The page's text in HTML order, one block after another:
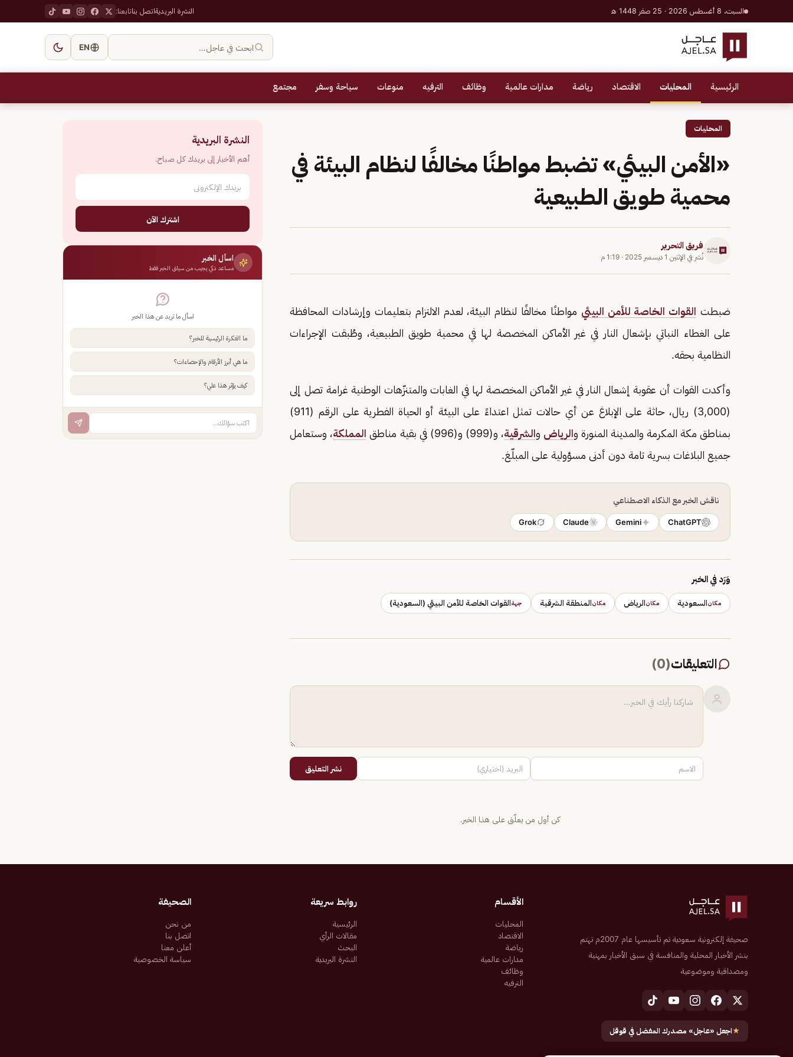
السبت، 8 أغسطس 2026 · 25 صفر 1448 هـ النشرة البريديةاتصل بناتابعنا:
ابحث في عاجل… EN
الرئيسية المحليات الاقتصاد رياضة مدارات عالمية وظائف الترفيه منوعات سياحة وسفر مجتمع
المحليات
«الأمن البيئي» تضبط مواطنًا مخالفًا لنظام البيئة في
محمية طويق الطبيعية
فريق التحرير
نُشر في الإثنين 1 ديسمبر 2025 · 1:19 م
ضبطت القوات الخاصة للأمن البيئي مواطنًا مخالفًا لنظام البيئة، لعدم الالتزام بتعليمات وإرشادات المحافظة
على الغطاء النباتي بإشعال النار في غير الأماكن المخصصة لها في محمية طويق الطبيعية، وطُبقت الإجراءات
النظامية بحقه.
وأكدت القوات أن عقوبة إشعال النار في غير الأماكن المخصصة لها في الغابات والمتنزّهات الوطنية غرامة تصل إلى
(3,000) ريال، حاثة على الإبلاغ عن أي حالات تمثل اعتداءً على البيئة أو الحياة الفطرية على الرقم (911)
بمناطق مكة المكرمة والمدينة المنورة والرياض والشرقية، و(999) و(996) في بقية مناطق المملكة، وستعامل
جميع البلاغات بسرية تامة دون أدنى مسؤولية على المبلّغ.
ناقش الخبر مع الذكاء الاصطناعي
ChatGPT
Gemini
Claude
Grok
وَرَد في الخبر
مكانالسعودية مكانالرياض مكانالمنطقة الشرقية جهةالقوات الخاصة للأمن البيئي (السعودية)
التعليقات(
0
)
نشر التعليق
كن أول من يعلّق على هذا الخبر.
النشرة البريدية
أهم الأخبار إلى بريدك كل صباح.
اشترك الآن
اسأل الخبر
مساعد ذكي يجيب من سياق الخبر فقط
اسأل ما تريد عن هذا الخبر
ما الفكرة الرئيسية للخبر؟
ما هي أبرز الأرقام والإحصاءات؟
كيف يؤثر هذا علي؟
صحيفة إلكترونية سعودية تم تأسيسها عام 2007م تهتم
بنشر الأخبار المحلية والمنافسة في سبق الأخبار بمهنية
ومصداقية وموضوعية
★اجعل «عاجل» مصدرك المفضل في قوقل
الأقسام
المحليات
الاقتصاد
رياضة
مدارات عالمية
وظائف
الترفيه
روابط سريعة
الرئيسية
مقالات الرأي
البحث
النشرة البريدية
الصحيفة
من نحن
اتصل بنا
أعلن معنا
سياسة الخصوصية